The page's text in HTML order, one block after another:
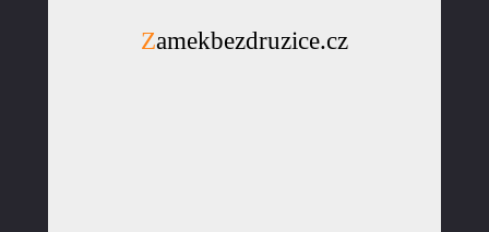
Zamekbezdruzice.cz